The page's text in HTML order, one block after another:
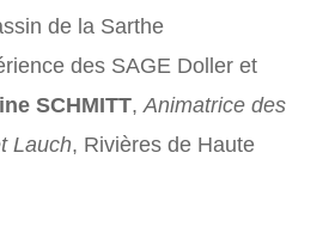
de la Sarthe
des SAGE Doller et
SCHMITT,Animatrice des
Lauch, Rivières de Haute